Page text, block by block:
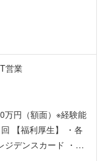
営業
万円（額面）※経験能
各
ジデンスカード ・海